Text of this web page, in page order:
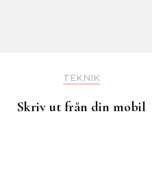
TEKNIK
Skriv ut från din mobil